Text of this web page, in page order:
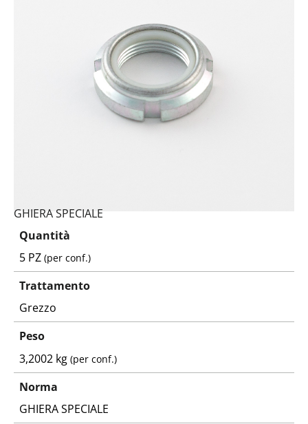
GHIERA SPECIALE
Quantità
5 PZ(per conf.)
Trattamento
Grezzo
Peso
3,2002 kg(per conf.)
Norma
GHIERA SPECIALE